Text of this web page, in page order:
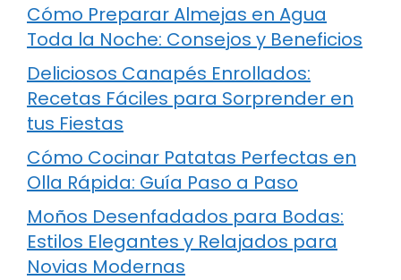
Cómo Preparar Almejas en Agua
Toda la Noche: Consejos y Beneficios
Deliciosos Canapés Enrollados:
Recetas Fáciles para Sorprender en
tus Fiestas
Cómo Cocinar Patatas Perfectas en
Olla Rápida: Guía Paso a Paso
Moños Desenfadados para Bodas:
Estilos Elegantes y Relajados para
Novias Modernas